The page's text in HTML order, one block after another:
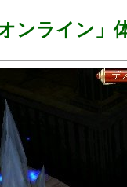
ンライン」